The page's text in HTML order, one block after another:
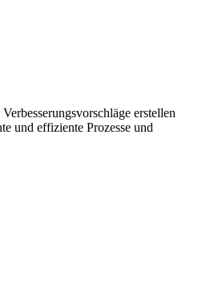
erstellen
und effiziente Prozesse und